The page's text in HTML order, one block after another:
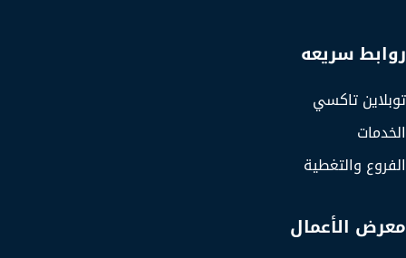
روابط سريعه
توبلاين تاكسي
الخدمات
الفروع والتغطية
معرض الأعمال